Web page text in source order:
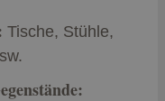
Tische, Stühle,